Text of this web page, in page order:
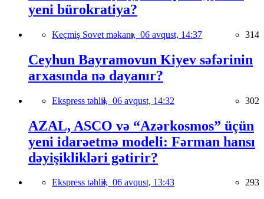
yeni bürokratiya?
Keçmiş Sovet məkanı, 06 avqust, 14:37 314
Ceyhun Bayramovun Kiyev səfərinin
arxasında nə dayanır?
Ekspress təhlil, 06 avqust, 14:32 302
AZAL, ASCO və “Azərkosmos” üçün
yeni idarəetmə modeli: Fərman hansı
dəyişiklikləri gətirir?
Ekspress təhlil, 06 avqust, 13:43 293